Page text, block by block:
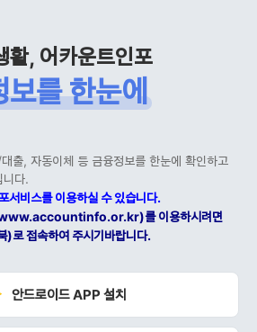
활, 어카운트인포
를 한눈에
출, 자동이체 등 금융정보를 한눈에 확인하고
니다.
서비스를 이용하실 수 있습니다.
(www.accountinfo.or.kr)를 이용하시려면
)로 접속하여 주시기바랍니다.
안드로이드 APP 설치